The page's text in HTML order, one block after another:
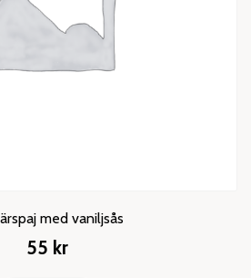
med vaniljsås
55 kr